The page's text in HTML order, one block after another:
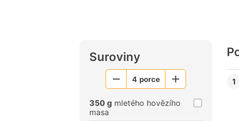
Suroviny
Menší
4 porce
Větší
350 g mletého hovězího
masa